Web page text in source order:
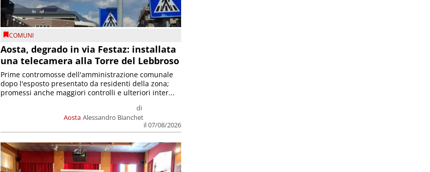
COMUNI
Aosta, degrado in via Festaz: installata
una telecamera alla Torre del Lebbroso
Aosta
di
Alessandro Bianchet
il 07/08/2026
Prime contromosse dell'amministrazione comunale
dopo l'esposto presentato da residenti della zona;
promessi anche maggiori controlli e ulteriori inter...